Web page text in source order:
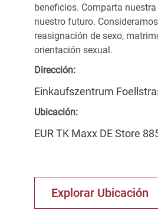
beneficios. Comparta
nuestro futuro.
reasignación de sexo,
orientación sexual.
Dirección:
Einkaufszentrum
Ubicación:
EUR TK Maxx DE Store
Explorar Ubicación